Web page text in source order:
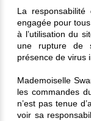
La
engagée pour
à l’utilisation du
une rupture de
présence de virus
Mademoiselle
les commandes
n’est pas tenue
voir sa